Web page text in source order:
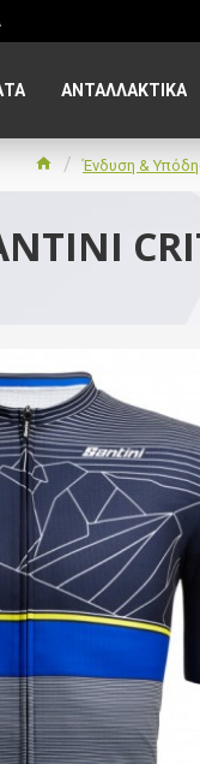
ΑΝΤΑΛΛΑΚΤΙΚΑ
Ένδυση &